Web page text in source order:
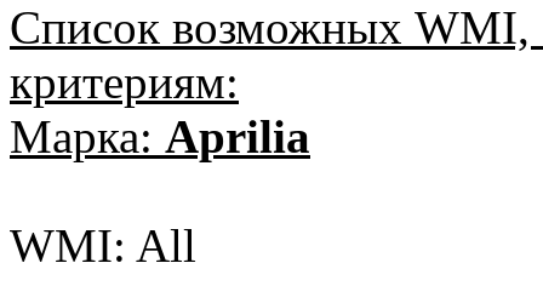
Список возможных
критериям:
Марка: Aprilia
WMI: All